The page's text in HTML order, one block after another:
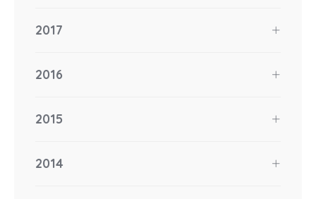
2017
2016
2015
2014